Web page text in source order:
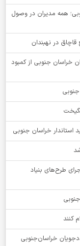
همه مدیران در وصول
خراسان جنوبی از کمبود
استاندار خراسان جنوبی
طرح‌های بنیاد
کنند